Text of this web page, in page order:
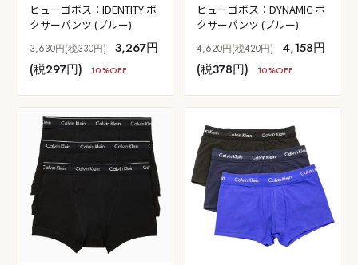
ヒューゴボス：IDENTITY ボ
クサーパンツ (ブルー)
3,630円(税330円) 3,267円
(税297円)
10%OFF
ヒューゴボス：DYNAMIC ボ
クサーパンツ (ブルー)
4,620円(税420円)
4,158円
(税378円)
10%OFF